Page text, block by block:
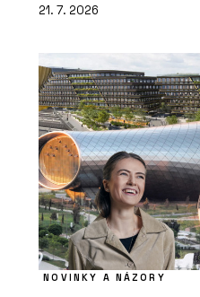
21. 7. 2026
NOVINKY A NÁZORY